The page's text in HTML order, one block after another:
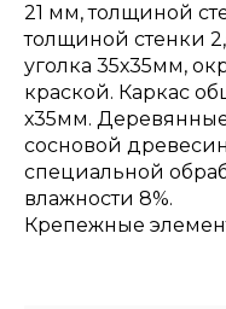
21 мм, толщиной
толщиной стенки
уголка 35х35мм,
краской. Каркас
х35мм.
сосновой
специальной
влажности 8%.
Крепежные